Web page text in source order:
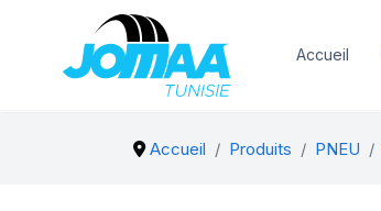
Accueil
Accueil Produits PNEU